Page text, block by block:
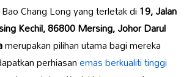
Chang Long yang terletak di19, Jalan
Kechil, 86800 Mersing, Johor Darul
merupakan pilihan utama bagi mereka
perhiasanemas berkualiti tinggi